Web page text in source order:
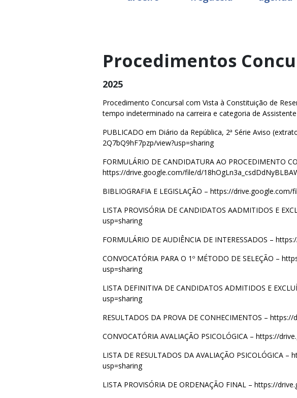
Procedimentos
2025
Procedimento Concursal com Vista à Constituição de
tempo indeterminado na carreira e categoria de
PUBLICADO em Diário da República, 2ª Série Aviso
2Q7bQ9hF7pzp/view?usp=sharing
FORMULÁRIO DE CANDIDATURA AO PROCEDIMENTO
https://drive.google.com/file/d/
BIBLIOGRAFIA E LEGISLAÇÃO – https://drive.google.com/
LISTA PROVISÓRIA DE CANDIDATOS AADMITIDOS E
usp=sharing
FORMULÁRIO DE AUDIÊNCIA DE INTERESSADOS –
CONVOCATÓRIA PARA O 1º MÉTODO DE SELEÇÃO –
usp=sharing
LISTA DEFINITIVA DE CANDIDATOS ADMITIDOS E
usp=sharing
RESULTADOS DA PROVA DE CONHECIMENTOS – https://
CONVOCATÓRIA AVALIAÇÃO PSICOLÓGICA – https://
LISTA DE RESULTADOS DA AVALIAÇÃO PSICOLÓGICA –
usp=sharing
LISTA PROVISÓRIA DE ORDENAÇÃO FINAL – https://